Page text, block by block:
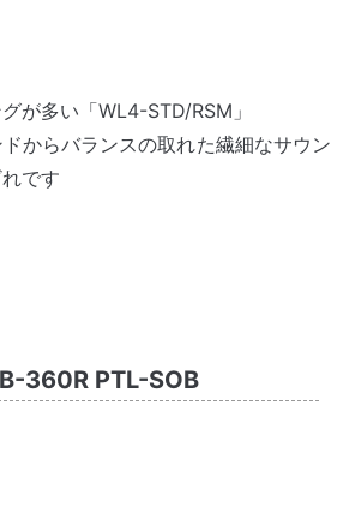
が多い「WL4-STD/RSM」
からバランスの取れた繊細なサウン
です
360R PTL-SOB